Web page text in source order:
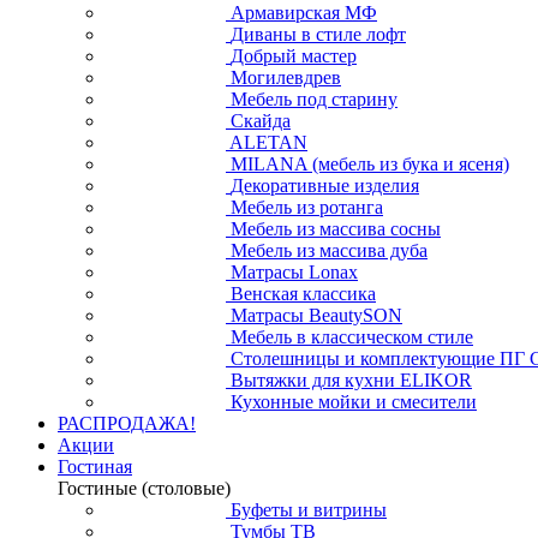
Армавирская МФ
Диваны в стиле лофт
Добрый мастер
Могилевдрев
Мебель под старину
Скайда
ALETAN
MILANA (мебель из бука и ясеня)
Декоративные изделия
Мебель из ротанга
Мебель из массива сосны
Мебель из массива дуба
Матрасы Lonax
Венская классика
Матрасы BeautySON
Мебель в классическом стиле
Столешницы и комплектующие ПГ
Вытяжки для кухни ELIKOR
Кухонные мойки и смесители
РАСПРОДАЖА!
Акции
Гостиная
Гостиные (столовые)
Буфеты и витрины
Тумбы ТВ